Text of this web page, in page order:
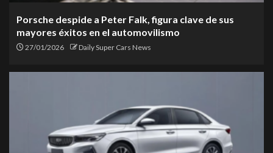
Porsche despide a Peter Falk, figura clave de sus
mayores éxitos en el automovilismo
27/01/2026 Daily Super Cars News